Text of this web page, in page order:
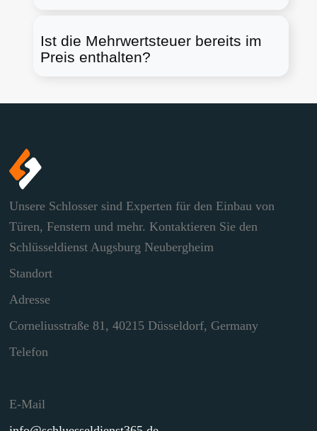
Ist die Mehrwertsteuer bereits im
Preis enthalten?
Unsere Schlosser sind Experten für den Einbau von
Türen, Fenstern und mehr. Kontaktieren Sie den
Schlüsseldienst Augsburg Neubergheim
Standort
Adresse
Corneliusstraße 81, 40215 Düsseldorf, Germany
Telefon
E-Mail